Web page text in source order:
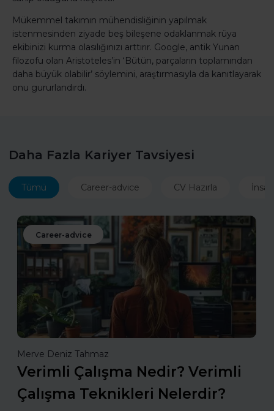
Mükemmel takımın mühendisliğinin yapılmak
istenmesinden ziyade beş bileşene odaklanmak rüya
ekibinizi kurma olasılığınızı arttırır. Google, antik Yunan
filozofu olan Aristoteles’in ‘Bütün, parçaların toplamından
daha büyük olabilir’ söylemini, araştırmasıyla da kanıtlayarak
onu gururlandırdı.
Daha Fazla Kariyer Tavsiyesi
Tümü Career-advice CV Hazırla
Career-advice
Merve Deniz Tahmaz
Verimli Çalışma Nedir? Verimli
Çalışma Teknikleri Nelerdir?